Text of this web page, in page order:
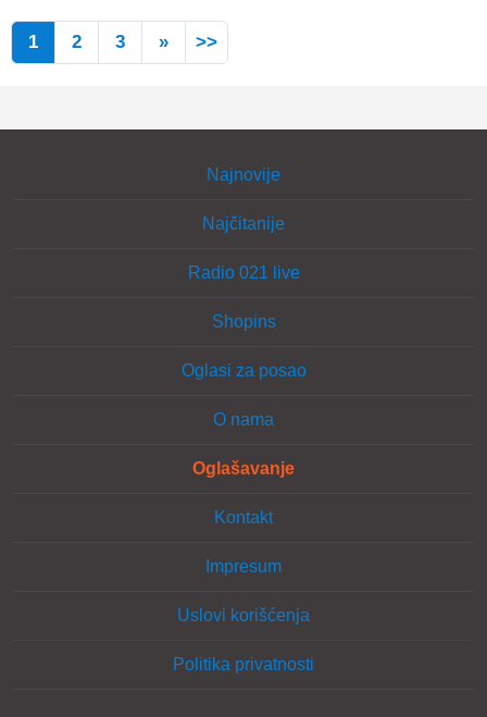
1 2 3 » >>
Najnovije
Najčitanije
Radio 021 live
Shopins
Oglasi za posao
O nama
Oglašavanje
Kontakt
Impresum
Uslovi korišćenja
Politika privatnosti